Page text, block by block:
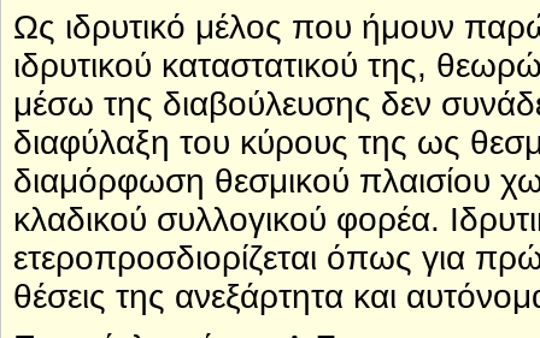
Ως ιδρυτικό μέλος που ήμουν
ιδρυτικού καταστατικού της,
μέσω της διαβούλευσης δεν
διαφύλαξη του κύρους της ως
διαμόρφωση θεσμικού πλαισίου
κλαδικού συλλογικού φορέα.
ετεροπροσδιορίζεται όπως για
θέσεις της ανεξάρτητα και